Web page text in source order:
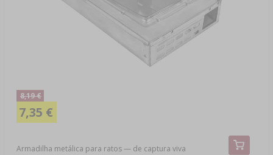
Armadilha metálica para ratos — de captura viva
8,19 €
7,35 €